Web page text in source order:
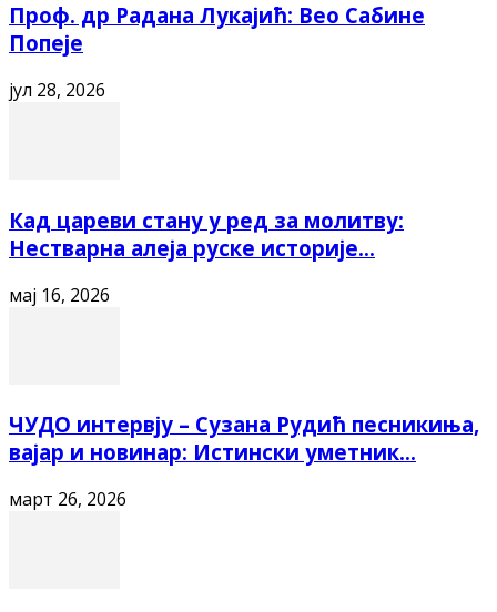
Проф. др Радана Лукајић: Вео Сабине
Попеје
јул 28, 2026
Кад цареви стану у ред за молитву:
Нестварна алеја руске историје...
мај 16, 2026
ЧУДО интервју – Сузана Рудић песникиња,
вајар и новинар: Истински уметник...
март 26, 2026